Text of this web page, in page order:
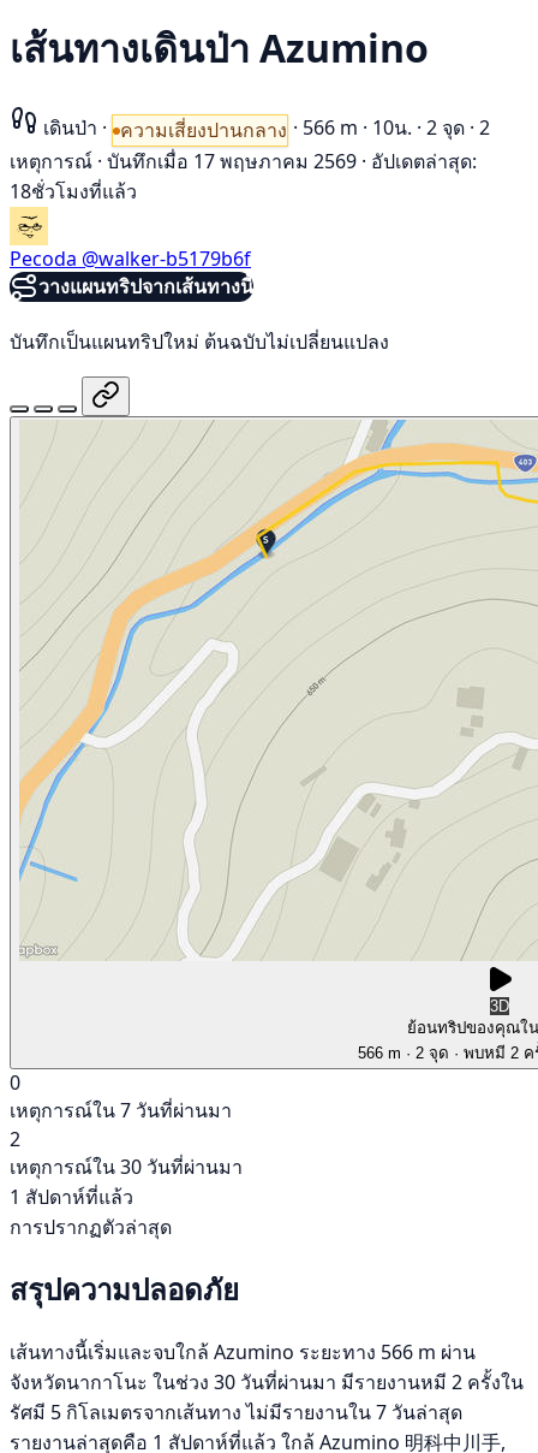
เส้นทางเดินป่า Azumino
เดินป่า · ความเสี่ยงปานกลาง · 566 m · 10น. · 2 จุด · 2
เหตุการณ์ · บันทึกเมื่อ 17 พฤษภาคม 2569 · อัปเดตล่าสุด:
18ชั่วโมงที่แล้ว
Pecoda @walker-b5179b6f
วางแผนทริปจากเส้นทางนี้
บันทึกเป็นแผนทริปใหม่ ต้นฉบับไม่เปลี่ยนแปลง
3D
ย้อนทริปของคุณใ
566 m · 2 จุด · พบหมี 2
0
เหตุการณ์ใน 7 วันที่ผ่านมา
2
เหตุการณ์ใน 30 วันที่ผ่านมา
1 สัปดาห์ที่แล้ว
การปรากฏตัวล่าสุด
สรุปความปลอดภัย
เส้นทางนี้เริ่มและจบใกล้ Azumino ระยะทาง 566 m ผ่าน
จังหวัดนากาโนะ ในช่วง 30 วันที่ผ่านมา มีรายงานหมี 2 ครั้งใน
รัศมี 5 กิโลเมตรจากเส้นทาง ไม่มีรายงานใน 7 วันล่าสุด
รายงานล่าสุดคือ 1 สัปดาห์ที่แล้ว ใกล้ Azumino 明科中川手,